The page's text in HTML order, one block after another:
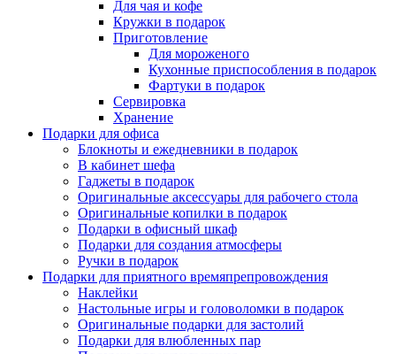
Для чая и кофе
Кружки в подарок
Приготовление
Для мороженого
Кухонные приспособления в подарок
Фартуки в подарок
Сервировка
Хранение
Подарки для офиса
Блокноты и ежедневники в подарок
В кабинет шефа
Гаджеты в подарок
Оригинальные аксессуары для рабочего стола
Оригинальные копилки в подарок
Подарки в офисный шкаф
Подарки для создания атмосферы
Ручки в подарок
Подарки для приятного времяпрепровождения
Наклейки
Настольные игры и головоломки в подарок
Оригинальные подарки для застолий
Подарки для влюбленных пар